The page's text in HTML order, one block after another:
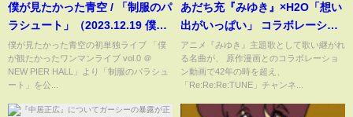
僕が見たかった青空 / 「制服のパ
ラシュート」（2023.12.19 僕が
観たかったワンマンライブ vol.0
＠ NEW PIER HALL）
僕が見たかった青空の初単独ライブ 「僕
が観たかったワンマンライブ vol.0 ＠
NEW PIER HALL」より「制服のパラシュ
ート」を公...
あだち充『みゆき』×H2O「想い
出がいっぱい」 コラボレーショ
ンMV
アニメ『みゆき』主題歌として歌い継がれ
る名曲が、 原作漫画とのコラボレーショ
ン動画で42年の時を超え、
「Re:Re:Re:TUNE」チャンネ...